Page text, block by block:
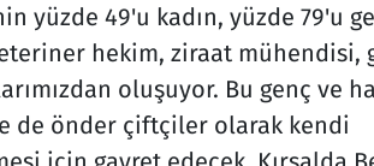
yüzde 49'u kadın, yüzde 79'u
hekim, ziraat mühendisi,
oluşuyor. Bu genç ve
de önder çiftçiler olarak kendi